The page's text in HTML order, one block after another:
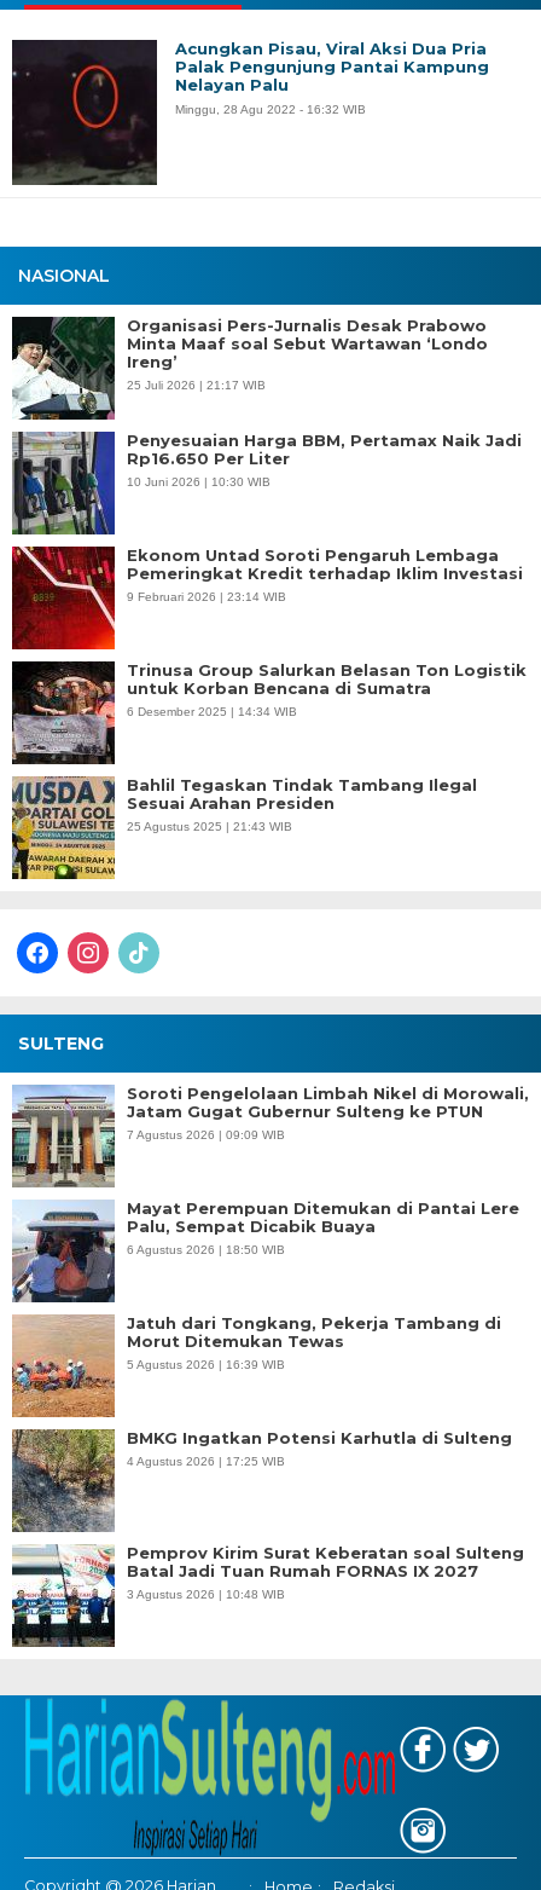
NASIONAL
Organisasi Pers-Jurnalis Desak Prabowo
Minta Maaf soal Sebut Wartawan ‘Londo
Ireng’
25 Juli 2026 | 21:17 WIB
Penyesuaian Harga BBM, Pertamax Naik Jadi
Rp16.650 Per Liter
10 Juni 2026 | 10:30 WIB
Ekonom Untad Soroti Pengaruh Lembaga
Pemeringkat Kredit terhadap Iklim Investasi
9 Februari 2026 | 23:14 WIB
Trinusa Group Salurkan Belasan Ton Logistik
untuk Korban Bencana di Sumatra
6 Desember 2025 | 14:34 WIB
Bahlil Tegaskan Tindak Tambang Ilegal
Sesuai Arahan Presiden
25 Agustus 2025 | 21:43 WIB
facebookinstagram
tiktok
Acungkan Pisau, Viral Aksi Dua Pria
Palak Pengunjung Pantai Kampung
Nelayan Palu
Minggu, 28 Agu 2022 - 16:32 WIB
SULTENG
Soroti Pengelolaan Limbah Nikel di Morowali,
Jatam Gugat Gubernur Sulteng ke PTUN
7 Agustus 2026 | 09:09 WIB
Mayat Perempuan Ditemukan di Pantai Lere
Palu, Sempat Dicabik Buaya
6 Agustus 2026 | 18:50 WIB
Jatuh dari Tongkang, Pekerja Tambang di
Morut Ditemukan Tewas
5 Agustus 2026 | 16:39 WIB
BMKG Ingatkan Potensi Karhutla di Sulteng
4 Agustus 2026 | 17:25 WIB
Pemprov Kirim Surat Keberatan soal Sulteng
Batal Jadi Tuan Rumah FORNAS IX 2027
3 Agustus 2026 | 10:48 WIB
Copyright @ 2026 Harian